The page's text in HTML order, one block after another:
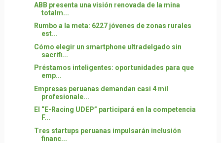
ABB presenta una visión renovada de la mina
totalm...
Rumbo a la meta: 6227 jóvenes de zonas rurales
est...
Cómo elegir un smartphone ultradelgado sin
sacrifi...
Préstamos inteligentes: oportunidades para que
emp...
Empresas peruanas demandan casi 4 mil
profesionale...
El “E-Racing UDEP” participará en la competencia
F...
Tres startups peruanas impulsarán inclusión
financ...